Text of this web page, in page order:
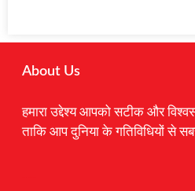
About Us
हमारा उद्देश्य आपको सटीक और
ताकि आप दुनिया के गतिविधियों से